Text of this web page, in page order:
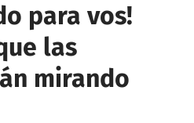
para vos!
las
mirando